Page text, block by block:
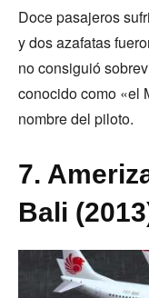
Doce pasajeros
y dos azafatas
no consiguió
conocido como «el
nombre del piloto.
7.
Bali